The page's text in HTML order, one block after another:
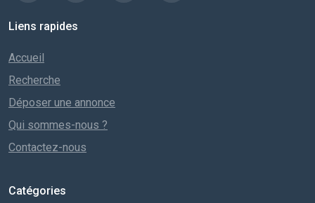
Liens rapides
Accueil
Recherche
Déposer une annonce
Qui sommes-nous ?
Contactez-nous
Catégories